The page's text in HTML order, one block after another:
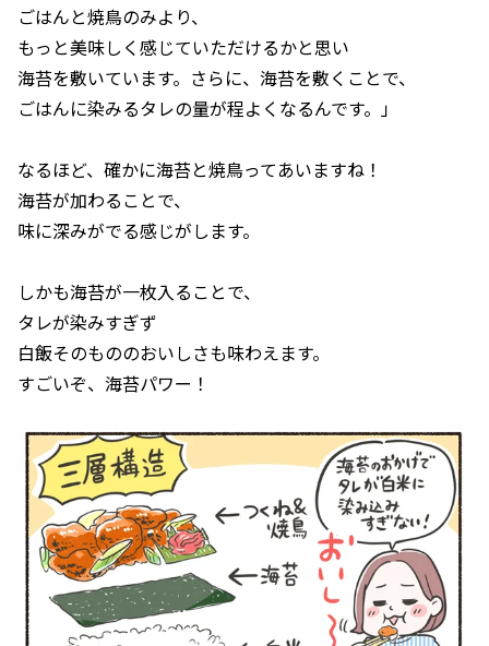
ごはんと焼鳥のみより、
もっと美味しく感じていただけるかと思い
海苔を敷いています。さらに、海苔を敷くことで、
ごはんに染みるタレの量が程よくなるんです。」
なるほど、確かに海苔と焼鳥ってあいますね！
海苔が加わることで、
味に深みがでる感じがします。
しかも海苔が一枚入ることで、
タレが染みすぎず
白飯そのもののおいしさも味わえます。
すごいぞ、海苔パワー！